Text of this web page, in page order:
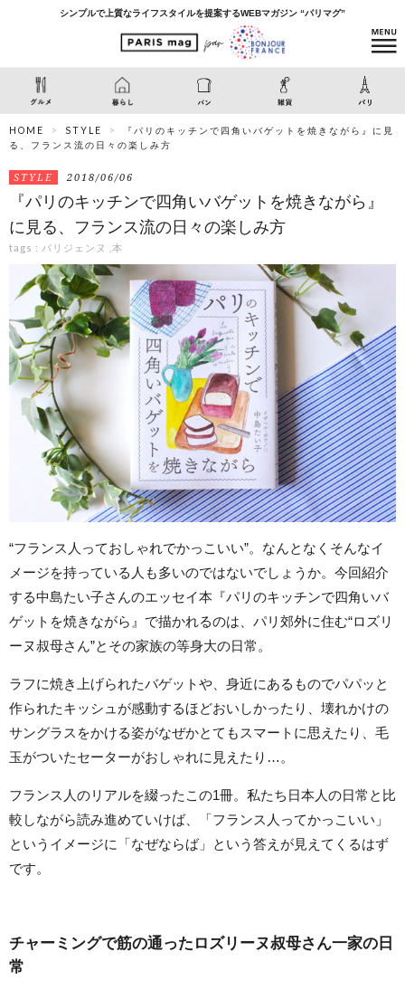
シンプルで上質なライフスタイルを提案するWEBマガジン “パリマグ”
HOME STYLE
『パリのキッチンで四角いバゲットを焼きながら』に見
る、フランス流の日々の楽しみ方
STYLE 2018/06/06
『パリのキッチンで四角いバゲットを焼きながら』
に見る、フランス流の日々の楽しみ方
tags : パリジェンヌ 本
“フランス人っておしゃれでかっこいい”。なんとなくそんなイ
メージを持っている人も多いのではないでしょうか。今回紹介
する中島たい子さんのエッセイ本『パリのキッチンで四角いバ
ゲットを焼きながら』で描かれるのは、パリ郊外に住む“ロズリ
ーヌ叔母さん”とその家族の等身大の日常。
ラフに焼き上げられたバゲットや、身近にあるものでパパッと
作られたキッシュが感動するほどおいしかったり、壊れかけの
サングラスをかける姿がなぜかとてもスマートに思えたり、毛
玉がついたセーターがおしゃれに見えたり…。
フランス人のリアルを綴ったこの1冊。私たち日本人の日常と比
較しながら読み進めていけば、「フランス人ってかっこいい」
というイメージに「なぜならば」という答えが見えてくるはず
です。
チャーミングで筋の通ったロズリーヌ叔母さん一家の日
常